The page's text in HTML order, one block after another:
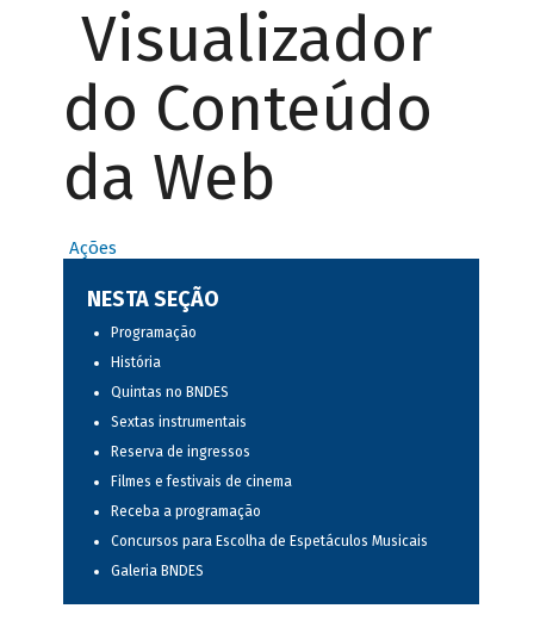
Visualizador
do Conteúdo
da Web
Ações
NESTA SEÇÃO
Programação
História
Quintas no BNDES
Sextas instrumentais
Reserva de ingressos
Filmes e festivais de cinema
Receba a programação
Concursos para Escolha de Espetáculos Musicais
Galeria BNDES